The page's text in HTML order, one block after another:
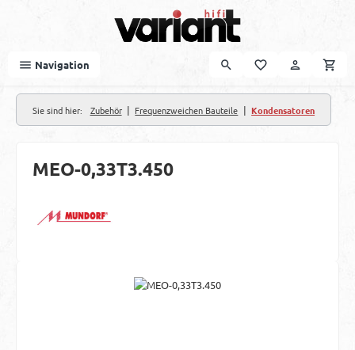
Navigation
Sie sind hier: Zubehör | Frequenzweichen Bauteile | Kondensatoren
MEO-0,33T3.450
Bildergalerie überspringen